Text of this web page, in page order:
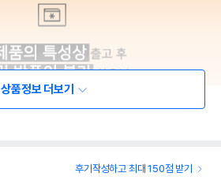
상품정보 더보기
후기작성하고 최대 150점 받기